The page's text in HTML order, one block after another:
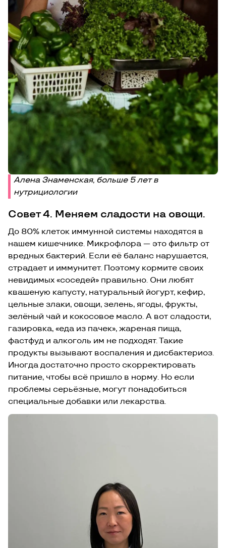
Алена Знаменская, больше 5 лет в
нутрициологии
Совет 4. Меняем сладости на овощи.
До 80% клеток иммунной системы находятся в
нашем кишечнике. Микрофлора — это фильтр от
вредных бактерий. Если её баланс нарушается,
страдает и иммунитет. Поэтому кормите своих
невидимых «соседей» правильно. Они любят
квашеную капусту, натуральный йогурт, кефир,
цельные злаки, овощи, зелень, ягоды, фрукты,
зелёный чай и кокосовое масло. А вот сладости,
газировка, «еда из пачек», жареная пища,
фастфуд и алкоголь им не подходят. Такие
продукты вызывают воспаления и дисбактериоз.
Иногда достаточно просто скорректировать
питание, чтобы всё пришло в норму. Но если
проблемы серьёзные, могут понадобиться
специальные добавки или лекарства.